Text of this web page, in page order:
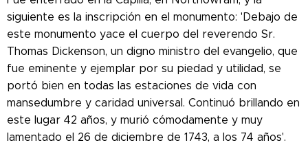
siguiente es la inscripción en el monumento: 'Debajo de
este monumento yace el cuerpo del reverendo Sr.
Thomas Dickenson, un digno ministro del evangelio, que
fue eminente y ejemplar por su piedad y utilidad, se
portó bien en todas las estaciones de vida con
mansedumbre y caridad universal. Continuó brillando en
este lugar 42 años, y murió cómodamente y muy
lamentado el 26 de diciembre de 1743, a los 74 años'.